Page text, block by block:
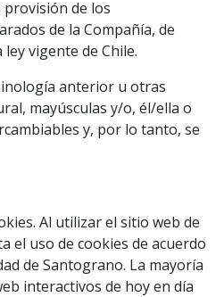
provisión de los
de la Compañía, de
vigente de Chile.
anterior u otras
mayúsculas y/o, él/ella o
y, por lo tanto, se
Al utilizar el sitio web de
el uso de cookies de acuerdo
de Santograno. La mayoría
interactivos de hoy en día